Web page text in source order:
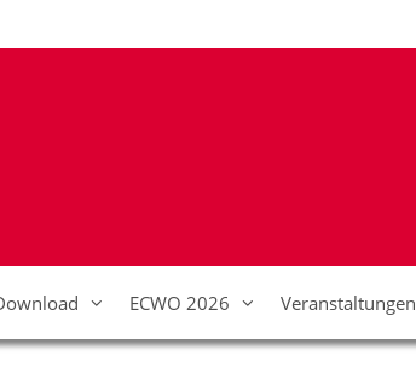
ECWO 2026 Veranstaltungen